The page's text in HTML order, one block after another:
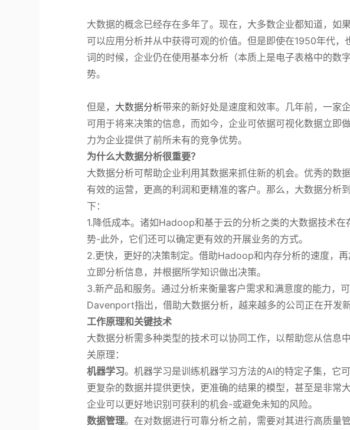
大数据的概念已经存在多年了。现在，大多数企业都知道，如
可以应用分析并从中获得可观的价值。但是即使在1950年代，
词的时候，企业仍在使用基本分析（本质上是电子表格中的数
势。
但是， 大数据分析带来的新好处是速度和效率。几年前，一家
可用于将来决策的信息，而如今，企业可依据可视化数据立即
力为企业提供了前所未有的竞争优势。
为什么大数据分析很重要？
大数据分析可帮助企业利用其数据来抓住新的机会。优秀的数
有效的运营，更高的利润和更精准的客户。那么，大数据分析
下：
1.降低成本。诸如Hadoop和基于云的分析之类的大数据技术
势-此外，它们还可以确定更有效的开展业务的方式。
2.更快，更好的决策制定。借助Hadoop和内存分析的速度，
立即分析信息，并根据所学知识做出决策。
3.新产品和服务。通过分析来衡量客户需求和满意度的能力，
Davenport指出，借助大数据分析，越来越多的公司正在开发
工作原理和关键技术
大数据分析需多种类型的技术可以协同工作，以帮助您从信息
关原理：
机器学习。机器学习是训练机器学习方法的AI的特定子集，它
更复杂的数据并提供更快，更准确的结果的模型，甚至是非常
企业可以更好地识别可获利的机会-或避免未知的风险。
数据管理。在对数据进行可靠分析之前，需要对其进行高质量